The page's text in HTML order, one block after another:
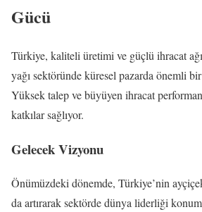
Gücü
Türkiye, kaliteli üretimi ve güçlü ihracat
yağı sektöründe küresel pazarda önemli
Yüksek talep ve büyüyen ihracat
katkılar sağlıyor.
Gelecek Vizyonu
Önümüzdeki dönemde, Türkiye’nin
da artırarak sektörde dünya liderliği